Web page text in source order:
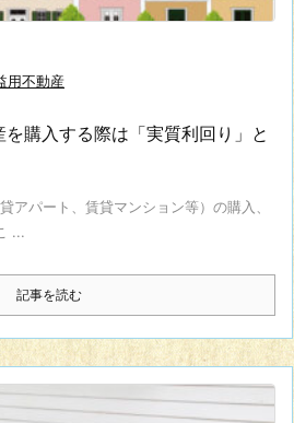
用不動産
購入する際は「実質利回り」と
アパート、賃貸マンション等）の購入、
...
記事を読む